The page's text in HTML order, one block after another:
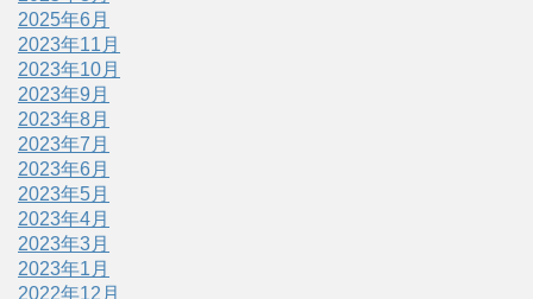
2025年6月
2023年11月
2023年10月
2023年9月
2023年8月
2023年7月
2023年6月
2023年5月
2023年4月
2023年3月
2023年1月
2022年12月